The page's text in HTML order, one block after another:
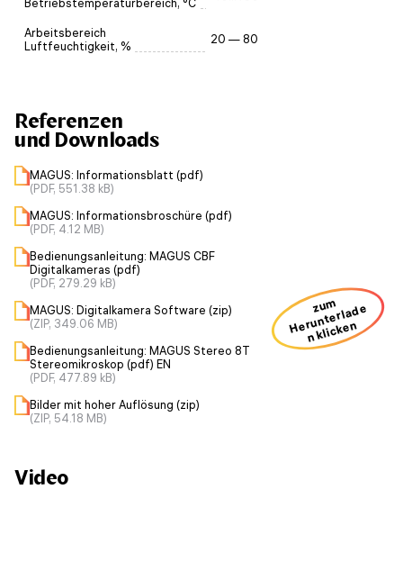
Betriebstemperaturbereich, °C
Arbeitsbereich
Luftfeuchtigkeit, %
20 — 80
Referenzen
und Downloads
MAGUS: Informationsblatt (pdf)
(PDF, 551.38 kB)
MAGUS: Informationsbroschüre (pdf)
(PDF, 4.12 MB)
Bedienungsanleitung: MAGUS CBF
Digitalkameras (pdf)
(PDF, 279.29 kB)
MAGUS: Digitalkamera Software (zip)
(ZIP, 349.06 MB)
Bedienungsanleitung: MAGUS Stereo 8T
Stereomikroskop (pdf) EN
(PDF, 477.89 kB)
Bilder mit hoher Auflösung (zip)
(ZIP, 54.18 MB)
zum
H
er
u
nt
erl
a
d
e
n kli
ck
e
n
Video